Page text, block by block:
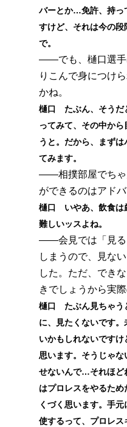
バーとか…免許、持っ
すけど、それは今の
で。
――でも、樋口選手
りこんで身につけ
かね。
樋口 たぶん、そうだ
ってみて、その中か
うと。だから、まず
てみます。
――相撲部屋でちゃ
ができるのはアドバ
樋口 いやあ、飲食は
難しいッスよね。
――会見では「見る
しまうので、見な
した。ただ、でき
きでしょうから実
樋口 たぶん見ちゃう
に、見たくないです
いかもしれないです
思います。そうじゃ
せないんで…それほど
はプロレスをやるた
くづく思います。手
使するって、プロレ